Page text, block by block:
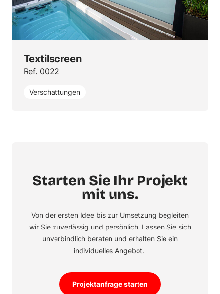
Textilscreen
Ref. 0022
Verschattungen
Starten Sie Ihr Projekt
mit uns.
Von der ersten Idee bis zur Umsetzung begleiten
wir Sie zuverlässig und persönlich. Lassen Sie sich
unverbindlich beraten und erhalten Sie ein
individuelles Angebot.
Projektanfrage starten